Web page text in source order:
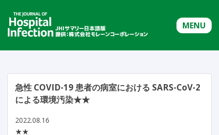
MENU
急性 COVID-19 患者の病室における SARS-CoV-2
による環境汚染★★
2022.08.16
★★